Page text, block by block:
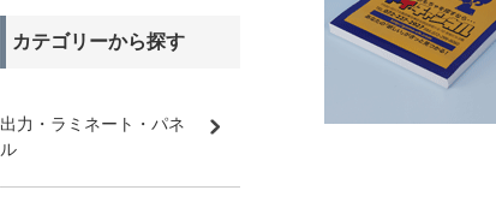
カテゴリーから探す
出力・ラミネート・パネ
ル